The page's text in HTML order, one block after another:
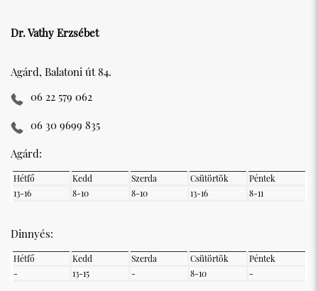
Dr. Vathy Erzsébet
Agárd, Balatoni út 84.
06 22 579 062
06 30 9699 835
Agárd:
Hétfő Kedd Szerda Csütörtök
Péntek
13-16
8-10 8-10 13-16 8-11
Dinnyés:
Hétfő Kedd Szerda Csütörtök
Péntek
-
13-15 - 8-10 -